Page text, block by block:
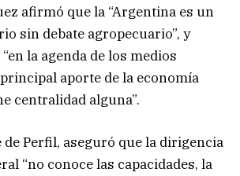
afirmó que la “Argentina es un
sin debate agropecuario”, y
la agenda de los medios
aporte de la economía
centralidad alguna”.
Perfil, aseguró que la dirigencia
“no conoce las capacidades, la